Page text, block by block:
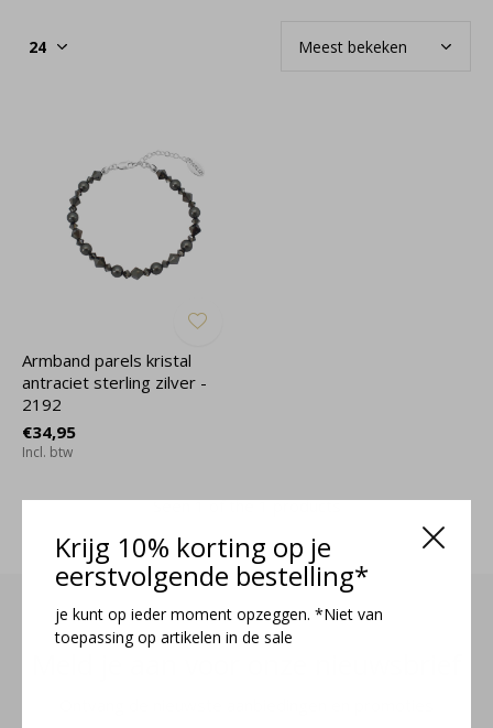
Krijg 10% korting op je
eerstvolgende bestelling*
je kunt op ieder moment opzeggen. *Niet van
toepassing op artikelen in de sale
Armband parels kristal
antraciet sterling zilver -
2192
€34,95
Incl. btw
Seen 1 of the 1 products